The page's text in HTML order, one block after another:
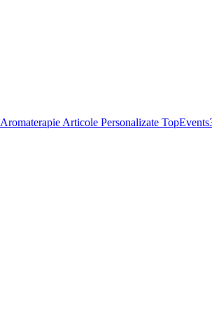
Aromaterapie Articole Personalizate